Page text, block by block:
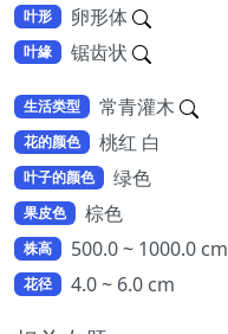
叶形 卵形体
叶緣 锯齿状
生活类型 常青灌木
花的颜色 桃红 白
叶子的颜色 绿色
果皮色 棕色
株高 500.0 ~ 1000.0 cm
花径 4.0 ~ 6.0 cm